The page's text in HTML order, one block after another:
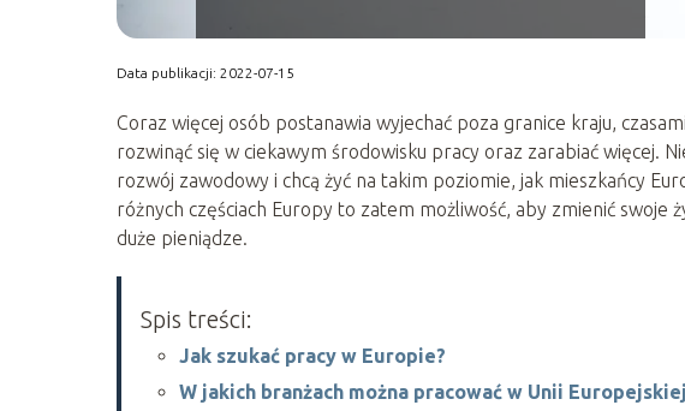
Data publikacji: 2022-07-15
Coraz więcej osób postanawia wyjechać poza granice kraju,
rozwinąć się w ciekawym środowisku pracy oraz zarabiać więcej.
rozwój zawodowy i chcą żyć na takim poziomie, jak mieszkańcy
różnych częściach Europy to zatem możliwość, aby zmienić swoje
duże pieniądze.
Spis treści:
Jak szukać pracy w Europie?
W jakich branżach można pracować w Unii